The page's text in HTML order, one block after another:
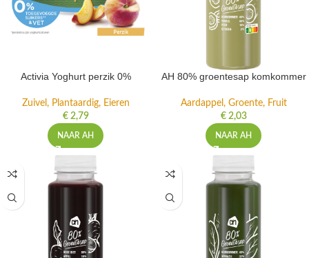
Activia Yoghurt perzik 0%
Zuivel, Plantaardig, Eieren
€2,79
NAAR AH
AH 80% groentesap komkommer
Aardappel, Groente, Fruit
€2,03
NAAR AH